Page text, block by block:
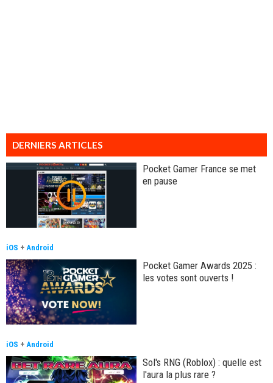
DERNIERS ARTICLES
Pocket Gamer France se met
en pause
iOS + Android
Pocket Gamer Awards 2025 :
les votes sont ouverts !
iOS + Android
Sol's RNG (Roblox) : quelle est
l'aura la plus rare ?